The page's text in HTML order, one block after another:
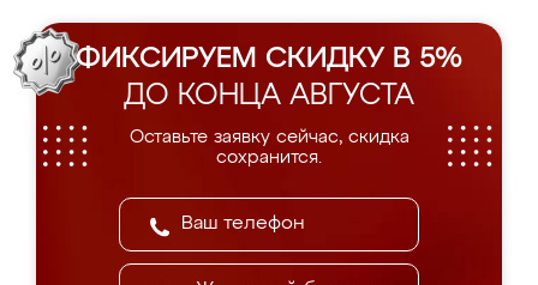
ФИКСИРУЕМ СКИДКУ В 5%
ДО КОНЦА АВГУСТА
Оставьте заявку сейчас, скидка
сохранится.